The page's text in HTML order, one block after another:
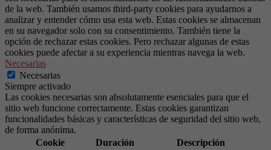
de la web. También usamos third-party cookies para ayudarnos a
analizar y entender cómo usa esta web. Estas cookies se almacenan
en su navegador solo con su consentimiento. También tiene la
opción de rechazar estas cookies. Pero rechazar algunas de estas
cookies puede afectar a su experiencia mientras navega la web.
Necesarias
Necesarias
Siempre activado
Las cookies necesarias son absolutamente esenciales para que el
sitio web funcione correctamente. Estas cookies garantizan
funcionalidades básicas y características de seguridad del sitio web,
de forma anónima.
Cookie
Duración Descripción